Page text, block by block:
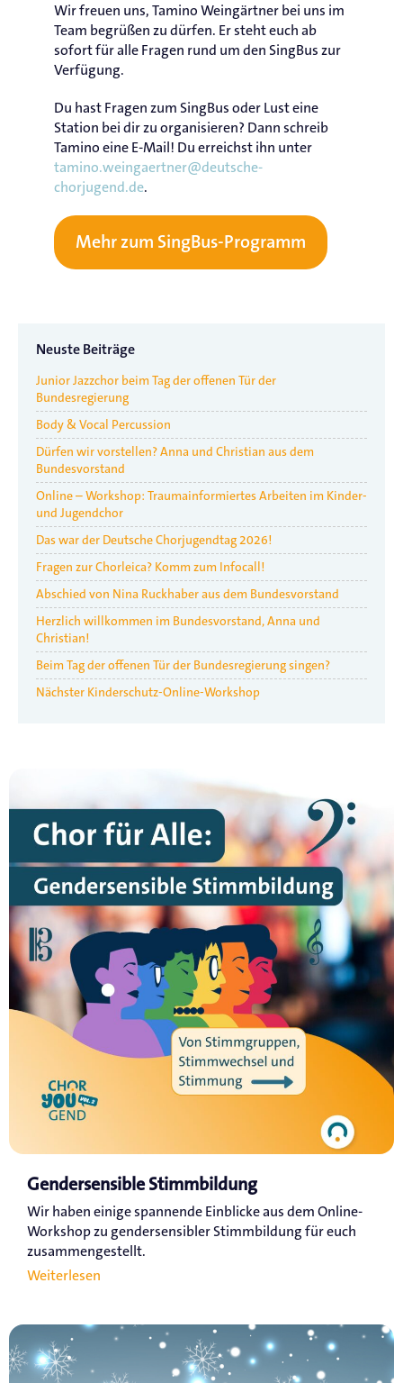
Wir freuen uns, Tamino Weingärtner bei uns im
Team begrüßen zu dürfen. Er steht euch ab
sofort für alle Fragen rund um den SingBus zur
Verfügung.
Du hast Fragen zum SingBus oder Lust eine
Station bei dir zu organisieren? Dann schreib
Tamino eine E-Mail! Du erreichst ihn unter
tamino.weingaertner@deutsche-
chorjugend.de.
Mehr zum SingBus-Programm
Neuste Beiträge
Junior Jazzchor beim Tag der offenen Tür der
Bundesregierung
Body & Vocal Percussion
Dürfen wir vorstellen? Anna und Christian aus dem
Bundesvorstand
Online – Workshop: Traumainformiertes Arbeiten im Kinder-
und Jugendchor
Das war der Deutsche Chorjugendtag 2026!
Fragen zur Chorleica? Komm zum Infocall!
Abschied von Nina Ruckhaber aus dem Bundesvorstand
Herzlich willkommen im Bundesvorstand, Anna und
Christian!
Beim Tag der offenen Tür der Bundesregierung singen?
Nächster Kinderschutz-Online-Workshop
Gendersensible Stimmbildung
Wir haben einige spannende Einblicke aus dem Online-
Workshop zu gendersensibler Stimmbildung für euch
zusammengestellt.
Weiterlesen